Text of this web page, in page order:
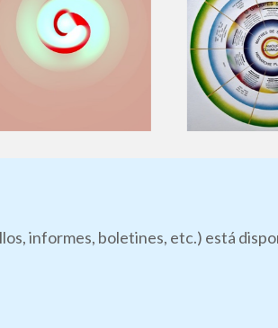
informes, boletines, etc.) está